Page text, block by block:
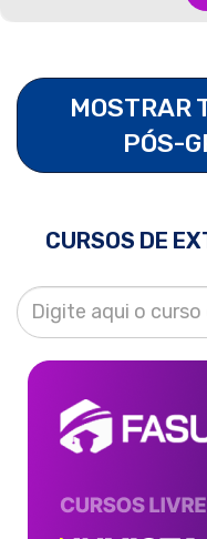
MOSTRAR
PÓS-
CURSOS DE